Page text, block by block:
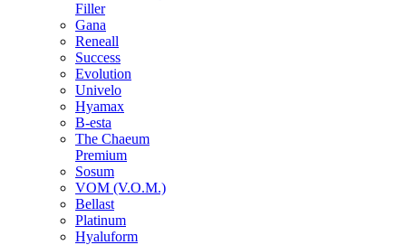
Filler
Gana
Reneall
Success
Evolution
Univelo
Hyamax
B-esta
The Chaeum
Premium
Sosum
VOM (V.O.M.)
Bellast
Platinum
Hyaluform